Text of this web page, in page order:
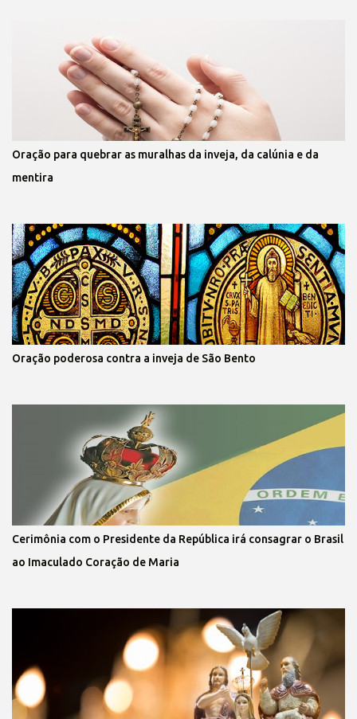
Oração para quebrar as muralhas da inveja, da calúnia e da
mentira
Oração poderosa contra a inveja de São Bento
Cerimônia com o Presidente da República irá consagrar o Brasil
ao Imaculado Coração de Maria